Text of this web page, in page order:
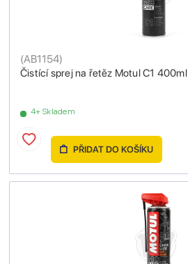
Čistící sprej na řetěz Motul C1 400ml
(AB1154)
4+ Skladem
PŘIDAT DO KOŠÍKU